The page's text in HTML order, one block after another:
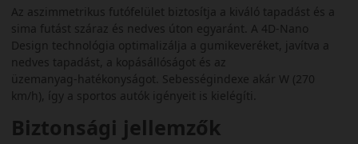
Az aszimmetrikus futófelület biztosítja a kiváló tapadást és a
sima futást száraz és nedves úton egyaránt. A 4D‑Nano
Design technológia optimalizálja a gumikeveréket, javítva a
nedves tapadást, a kopásállóságot és az
üzemanyag‑hatékonyságot. Sebességindexe akár W (270
km/h), így a sportos autók igényeit is kielégíti.
Biztonsági jellemzők